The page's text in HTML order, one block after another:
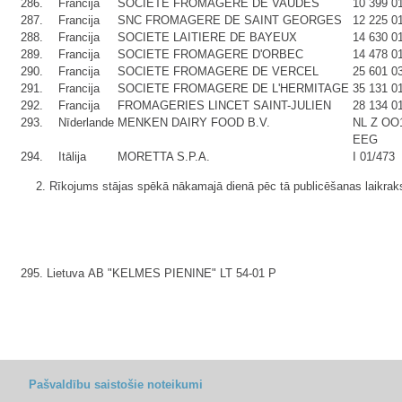
286.
Francija SOCIETE FROMAGERE DE VAUDES
10 399
287.
Francija SNC FROMAGERE DE SAINT GEORGES
12 225
288.
Francija SOCIETE LAITIERE DE BAYEUX
14 630
289.
Francija SOCIETE FROMAGERE D'ORBEC
14 478
290.
Francija SOCIETE FROMAGERE DE VERCEL
25 601
291.
Francija SOCIETE FROMAGERE DE L'HERMITAGE 35 131
292.
Francija FROMAGERIES LINCET SAINT-JULIEN
28 134
293.
Nīderlande MENKEN DAIRY FOOD B.V.
NL Z
EEG
294.
Itālija MORETTA S.P.A. I 01/473
2. Rīkojums stājas spēkā nākamajā dienā pēc tā publicēšanas
295. Lietuva AB "KELMES PIENINE" LT 54-01 P
Pašvaldību saistošie noteikumi